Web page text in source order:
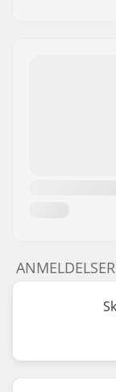
ANMELDELSER